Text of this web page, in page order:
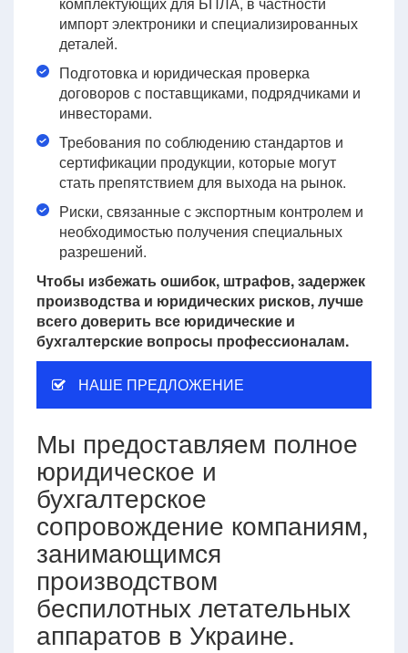
импорт электроники и специализированных
деталей.
Подготовка и юридическая проверка
договоров с поставщиками, подрядчиками и
инвесторами.
Требования по соблюдению стандартов и
сертификации продукции, которые могут
стать препятствием для выхода на рынок.
Риски, связанные с экспортным контролем и
необходимостью получения специальных
разрешений.
Чтобы избежать ошибок, штрафов, задержек
производства и юридических рисков, лучше
всего доверить все юридические и
бухгалтерские вопросы профессионалам.
НАШЕ ПРЕДЛОЖЕНИЕ
Мы предоставляем полное
юридическое и
бухгалтерское
сопровождение компаниям,
занимающимся
производством
беспилотных летательных
аппаратов в Украине.